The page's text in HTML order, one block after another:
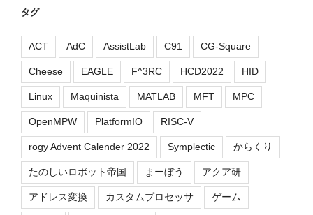
タグ
ACT AdC AssistLab C91 CG-Square
Cheese EAGLE F^3RC HCD2022 HID
Linux Maquinista MATLAB MFT MPC
OpenMPW PlatformIO RISC-V
rogy Advent Calender 2022 Symplectic からくり
たのしいロボット帝国 まーぼう アクア研
アドレス変換 カスタムプロセッサ ゲーム